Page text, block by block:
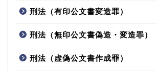
刑法（有印公文書変造罪）
刑法（無印公文書偽造・変造罪）
刑法（虚偽公文書作成罪）